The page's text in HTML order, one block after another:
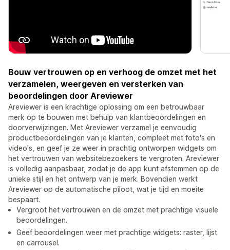
Bouw vertrouwen op en verhoog de omzet met het
verzamelen, weergeven en versterken van
beoordelingen door Areviewer
Areviewer is een krachtige oplossing om een betrouwbaar
merk op te bouwen met behulp van klantbeoordelingen en
doorverwijzingen. Met Areviewer verzamel je eenvoudig
productbeoordelingen van je klanten, compleet met foto's en
video's, en geef je ze weer in prachtig ontworpen widgets om
het vertrouwen van websitebezoekers te vergroten. Areviewer
is volledig aanpasbaar, zodat je de app kunt afstemmen op de
unieke stijl en het ontwerp van je merk. Bovendien werkt
Areviewer op de automatische piloot, wat je tijd en moeite
bespaart.
Vergroot het vertrouwen en de omzet met prachtige visuele
beoordelingen.
Geef beoordelingen weer met prachtige widgets: raster, lijst
en carrousel.